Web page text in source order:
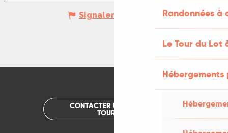
Randonnées
Le Tour du Lot
Signaler une erreur
CONTACTER UN OFFICE DE
TOURISME